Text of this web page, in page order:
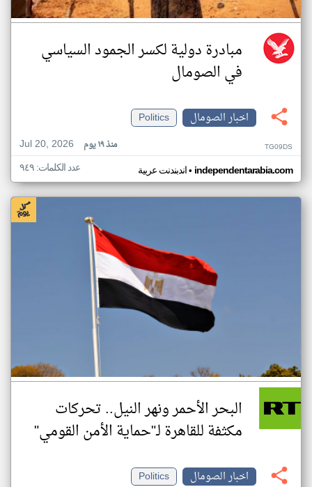
مبادرة دولية لكسر الجمود السياسي
في الصومال
اخبار الصومال
Politics
Jul 20, 2026
منذ ١٩ يوم TG09DS
اندبندنت عربية• independentarabia.com عدد الكلمات: ٩٤٩
البحر الأحمر ونهر النيل.. تحركات
مكثفة للقاهرة لـ"حماية الأمن القومي"
اخبار الصومال
Politics